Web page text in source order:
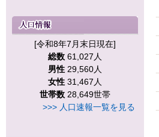
[令和8年7月末日現在]
総数 61,027人
男性 29,560人
女性 31,467人
世帯数 28,649世帯
>>> 人口速報一覧を見る